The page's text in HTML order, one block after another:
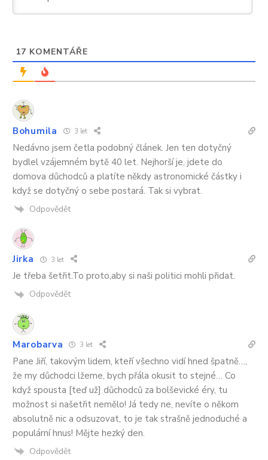
17 KOMENTÁŘE
Bohumila 3 let
Nedávno jsem četla podobný článek. Jen ten dotyčný
bydlel vzájemném bytě 40 let. Nejhorší je, jdete do
domova důchodců a platíte někdy astronomické částky i
když se dotyčný o sebe postará. Tak si vybrat.
Odpovědět
Jirka 3 let
Je třeba šetřit.To proto,aby si naši politici mohli přidat.
Odpovědět
Marobarva 3 let
Pane Jiří, takovým lidem, kteří všechno vidí hned špatně…,
že my důchodci lžeme, bych přála okusit to stejné… Co
když spousta [teď už] důchodců za bolševické éry, tu
možnost si našetřit nemělo! Já tedy ne, nevíte o někom
absolutně nic a odsuzovat, to je tak strašně jednoduché a
populární hnus! Mějte hezký den.
Odpovědět